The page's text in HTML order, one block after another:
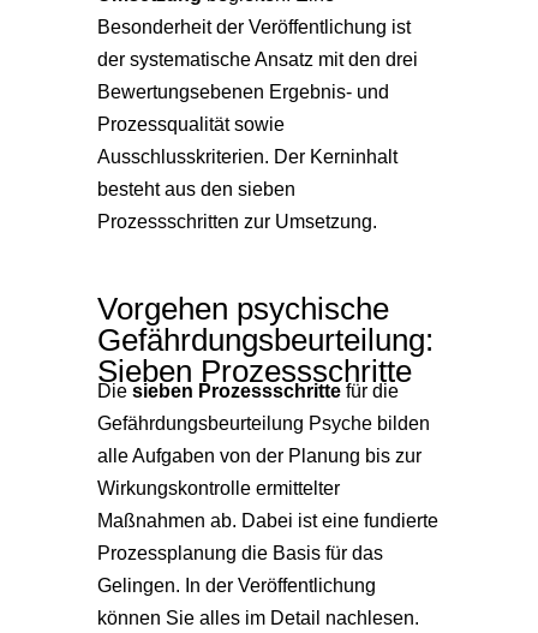
Besonderheit der Veröffentlichung ist
der systematische Ansatz mit den drei
Bewertungsebenen Ergebnis- und
Prozessqualität sowie
Ausschlusskriterien. Der Kerninhalt
besteht aus den sieben
Prozessschritten zur Umsetzung.
Vorgehen psychische
Gefährdungsbeurteilung:
Sieben Prozessschritte
Die sieben Prozessschrittefür die
Gefährdungsbeurteilung Psyche bilden
alle Aufgaben von der Planung bis zur
Wirkungskontrolle ermittelter
Maßnahmen ab. Dabei ist eine fundierte
Prozessplanung die Basis für das
Gelingen. In der Veröffentlichung
können Sie alles im Detail nachlesen.